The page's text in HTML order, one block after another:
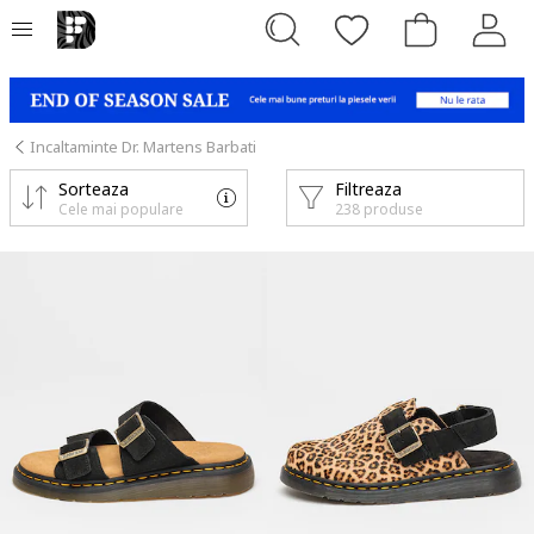
Incaltaminte Dr. Martens Barbati
Filtreaza
238 produse
Sorteaza
Cele mai populare